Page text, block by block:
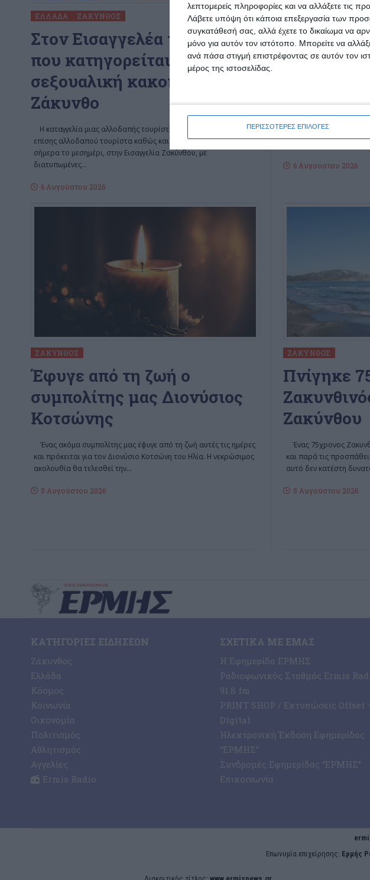
λεπτομερείς πληροφορίες και να αλλάξετε τις
Λάβετε υπόψη ότι κάποια επεξεργασία των
συγκατάθεσή σας, αλλά έχετε το δικαίωμα να
μόνο για αυτόν τον ιστότοπο. Μπορείτε να
ανά πάσα στιγμή επιστρέφοντας σε αυτόν τον
μέρος της ιστοσελίδας.
ΠΕΡΙΣΣΟΤΕΡΕΣ ΕΠΙΛΟΓΕΣ
ΕΛΛΆΔΑ ΖΆΚΥΝΘΟΣ
Στον Εισαγγελέα τουρίστας
που κατηγορείται για
σεξουαλική κακοποίηση στη
Ζάκυνθο
Η καταγγελία μιας αλλοδαπής τουρίστριας και η σύλληψη ενός
επίσης αλλοδαπού τουρίστα καθώς και η προσαγωγή του,
σήμερα το μεσημέρι, στην Εισαγγελία Ζακύνθου, με
διατυπωμένες…
6 Αυγούστου 2026
ΖΆΚΥΝΘΟΣ
Σε
H Διεύθυνση
Περιφερειακής
ενδιαφερόμενους
6 Αυγούστου 2026
ΖΆΚΥΝΘΟΣ
Έφυγε από τη ζωή ο
συμπολίτης μας Διονύσιος
Κοτσώνης
Ένας ακόμα συμπολίτης μας έφυγε από τη ζωή αυτές τις ημέρες
και πρόκειται για τον Διονύσιο Κοτσώνη του Ηλία. Η νεκρώσιμος
ακολουθία θα τελεσθεί την…
5 Αυγούστου 2026
ΖΆΚΥΝΘΟΣ
Πνίγηκε
Ζακύνθου
Ένας 75χρονος
και παρά τις
αυτό δεν κατέστη
5 Αυγούστου 2026
ΚΑΤΗΓΟΡΊΕΣ ΕΙΔΉΣΕΩΝ
Ζάκυνθος
Ελλάδα
Κόσμος
Κοινωνία
Οικονομία
Πολιτισμός
Αθλητισμός
Αγγελίες
Ermis Radio
ΣΧΕΤΙΚΆ ΜΕ ΕΜΆΣ
Η Εφημερίδα ΕΡΜΗΣ
Ραδιοφωνικός Σταθμός Ermis
91.8 fm
PRINT SHOP / Εκτυπώσεις Offset
Digital
Ηλεκτρονική Έκδοση Εφημερίδας
“ΕΡΜΗΣ”
Συνδρομές Εφημερίδας “ΕΡΜΗΣ”
Επικοινωνία
Eπωνυμία επιχείρησης: Ερμής